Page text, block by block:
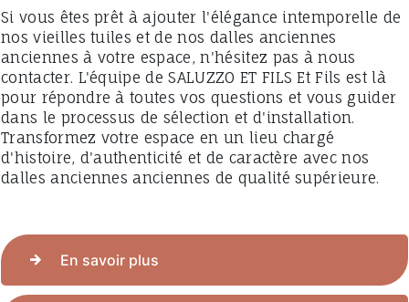
Si vous êtes prêt à ajouter l'élégance intemporelle de
nos vieilles tuiles et de nos dalles anciennes
anciennes à votre espace, n'hésitez pas à nous
contacter. L'équipe de SALUZZO ET FILS Et Fils est là
pour répondre à toutes vos questions et vous guider
dans le processus de sélection et d'installation.
Transformez votre espace en un lieu chargé
d'histoire, d'authenticité et de caractère avec nos
dalles anciennes anciennes de qualité supérieure.
En savoir plus